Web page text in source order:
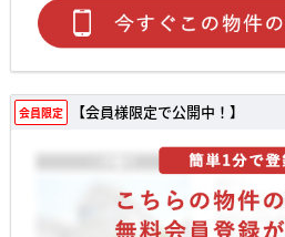
会員限定 【会員様限定で公開中！】